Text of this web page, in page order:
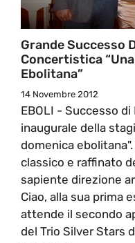
Grande Successo
Concertistica
Ebolitana”
14 Novembre 2012
EBOLI - Successo
inaugurale della
domenica
classico e raffinato
sapiente direzione
Ciao, alla sua prima
attende il secondo
del Trio Silver Stars